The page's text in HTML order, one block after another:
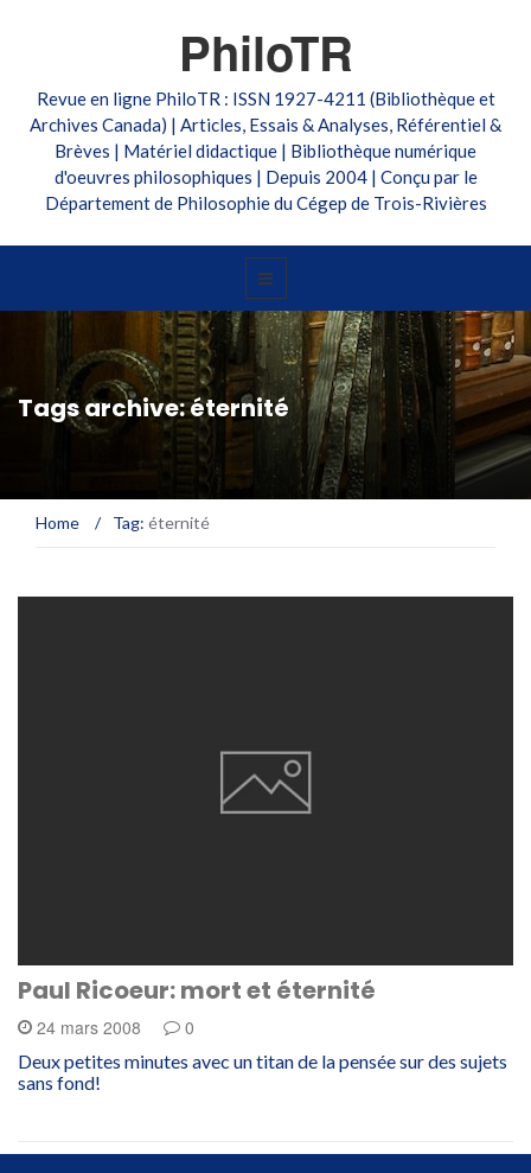
PhiloTR
Revue en ligne PhiloTR : ISSN 1927-4211 (Bibliothèque et
Archives Canada) | Articles, Essais & Analyses, Référentiel &
Brèves | Matériel didactique | Bibliothèque numérique
d'oeuvres philosophiques | Depuis 2004 | Conçu par le
Département de Philosophie du Cégep de Trois-Rivières
Tags archive: éternité
Home / Tag: éternité
Paul Ricoeur: mort et éternité
24 mars 2008 0
Deux petites minutes avec un titan de la pensée sur des sujets
sans fond!